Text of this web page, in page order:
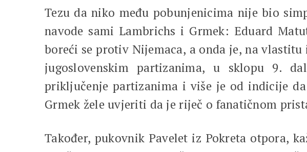
Tezu da niko među pobunjenicima nije bio
navode sami Lambrichs i Grmek: Eduard
boreći se protiv Nijemaca, a onda je, na
jugoslovenskim partizanima, u sklopu 9.
priključenje partizanima i više je od indicije
Grmek žele uvjeriti da je riječ o fanatičnom
Također, pukovnik Pavelet iz Pokreta otpora,